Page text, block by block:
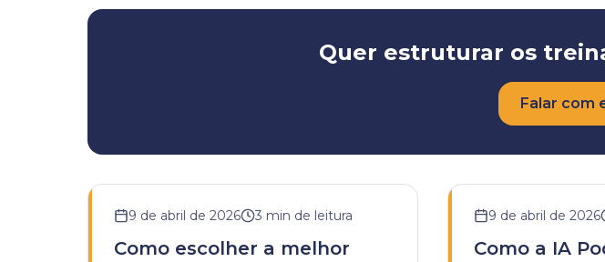
Quer estruturar os
Falar com
9 de abril de 2026 3 min de leitura
Como escolher a melhor
9 de abril de 2026
Como a IA